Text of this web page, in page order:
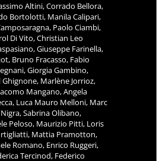
Altini, Corrado Bellora,
Bortolotti, Manila Calipari,
Paolo Ciambi,
Di Vito, Christian Leo
Giuseppe Farinella,
Bruno Fracasso, Fabio
Giorgia Gambino,
Marlène Jorrioz,
Mangano, Angela
Luca Mauro Melloni, Marc
Sabrina Olibano,
Peloso, Maurizio Pitti, Loris
Mattia Pramotton,
Romano, Enrico Ruggeri,
Tercinod, Federico